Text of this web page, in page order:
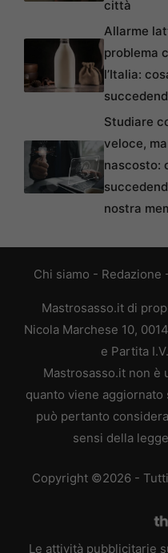
città
Allarme
problema
l’Italia:
Studiare
veloce, ma
nascosto:
nostra
Chi siamo - Redazione
Mastrosasso.it di
Nicola Marchese 10,
e Partita
Mastrosasso.it non è
quanto viene aggiornato
può pertanto
sensi della
Copyright ©2026 -
Le attività pubblicitarie